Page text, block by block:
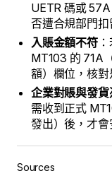
UETR 碼或
否遭合規部門扣
入賬金額不符：
MT103 的 71A
額）欄位，核對
企業對賬與發貨
需收到正式
發出）後，才會
Sources